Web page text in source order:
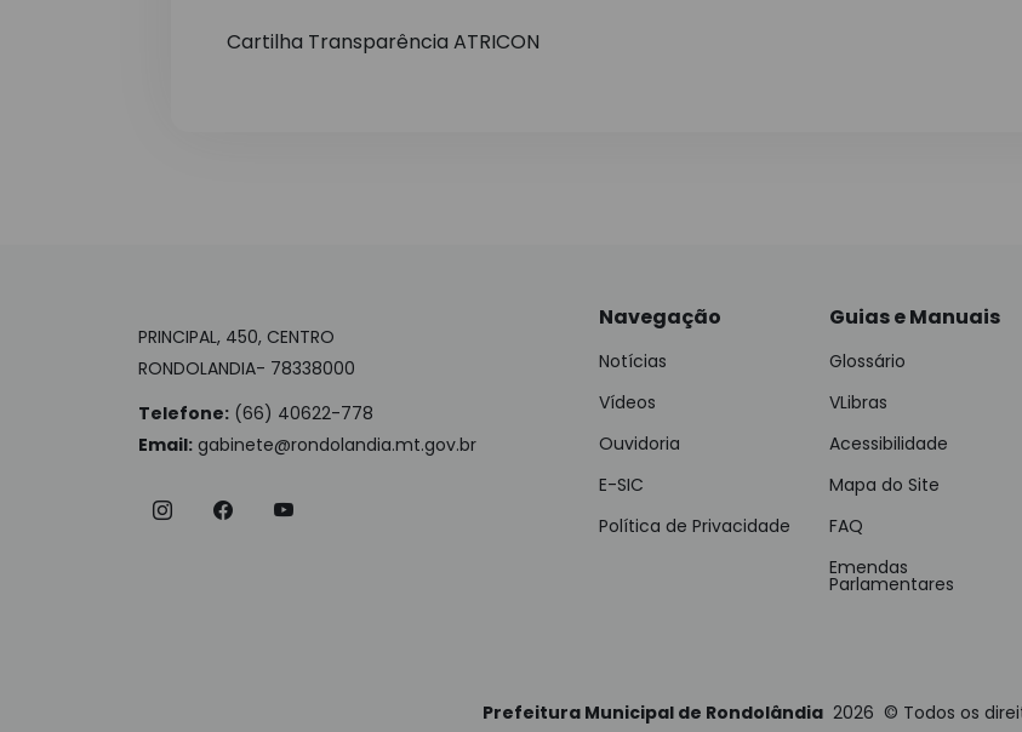
Cartilha Transparência ATRICON
PRINCIPAL, 450, CENTRO
RONDOLANDIA- 78338000
Telefone: (66) 40622-778
Email: gabinete@rondolandia.mt.gov.br
Navegação
Notícias
Vídeos
Ouvidoria
E-SIC
Política de Privacidade
Guias e Manuais
Glossário
VLibras
Acessibilidade
Mapa do Site
FAQ
Emendas
Parlamentares
Prefeitura Municipal de Rondolândia 2026 © Todos os